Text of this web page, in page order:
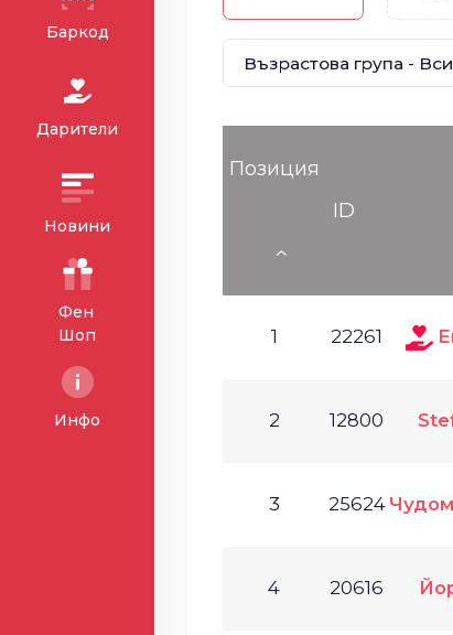
Баркод
Дарители
Новини
Фен
Шоп
Инфо
Позиция
ID
1 22261
2 12800
3 25624
4 20616